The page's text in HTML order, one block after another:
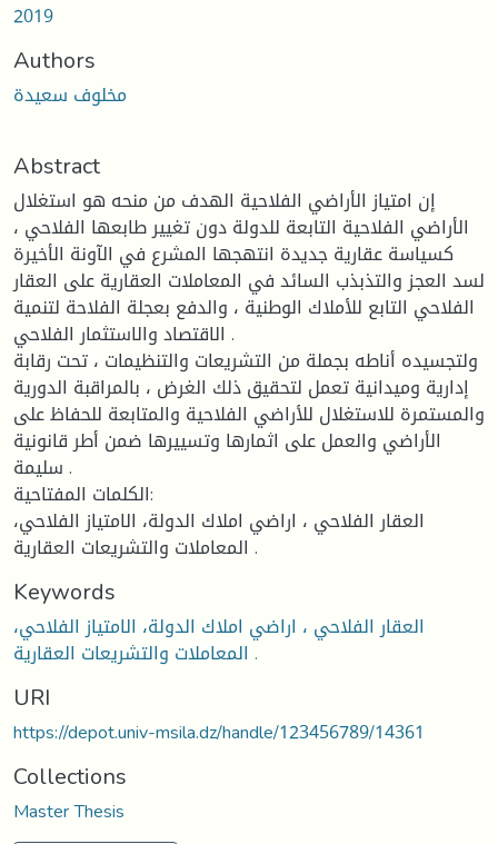
2019
Authors
مخلوف سعيدة
Abstract
إن امتياز الأراضي الفلاحية الهدف من منحه هو استغلال
الأراضي الفلاحية التابعة للدولة دون تغيير طابعها الفلاحي ،
كسياسة عقارية جديدة انتهجها المشرع في الآونة الأخيرة
لسد العجز والتذبذب السائد في المعاملات العقارية على العقار
الفلاحي التابع للأملاك الوطنية ، والدفع بعجلة الفلاحة لتنمية
الاقتصاد والاستثمار الفلاحي .
ولتجسيده أناطه بجملة من التشريعات والتنظيمات ، تحت رقابة
إدارية وميدانية تعمل لتحقيق ذلك الغرض ، بالمراقبة الدورية
والمستمرة للاستغلال للأراضي الفلاحية والمتابعة للحفاظ على
الأراضي والعمل على اثمارها وتسييرها ضمن أطر قانونية
سليمة .
الكلمات المفتاحية:
العقار الفلاحي ، اراضي املاك الدولة، الامتياز الفلاحي،
المعاملات والتشريعات العقارية .
Keywords
العقار الفلاحي ، اراضي املاك الدولة، الامتياز الفلاحي،
المعاملات والتشريعات العقارية .
URI
https://depot.univ-msila.dz/handle/123456789/14361
Collections
Master Thesis